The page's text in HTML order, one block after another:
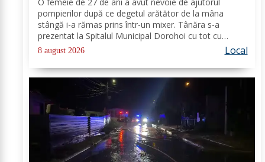
pompierilor după ce degetul arătător de la mâna
stângă i-a rămas prins într-un mixer. Tânăra s-a
prezentat la Spitalul Municipal Dorohoi cu tot cu
aparatul electrocasnic, iar medicii au solicitat
intervenția salvatorilor. Pompierii din cadrul...
8 august 2026 Local